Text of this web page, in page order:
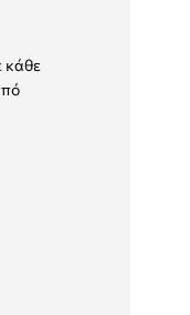
κάθε